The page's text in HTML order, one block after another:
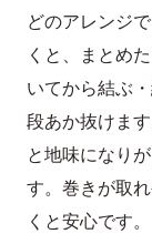
どのアレンジ
くと、まとめ
いてから結ぶ
段あか抜けま
と地味になり
す。巻きが取
くと安心です。